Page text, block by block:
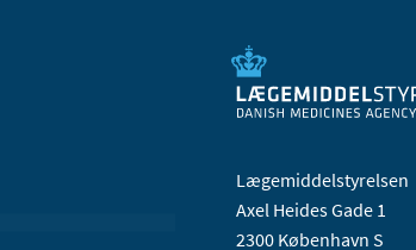
Lægemiddelstyrelsen
Axel Heides Gade 1
2300 København S